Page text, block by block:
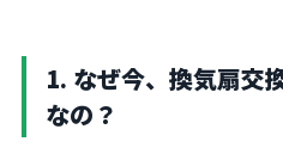
1. なぜ今、換気扇交
なの？